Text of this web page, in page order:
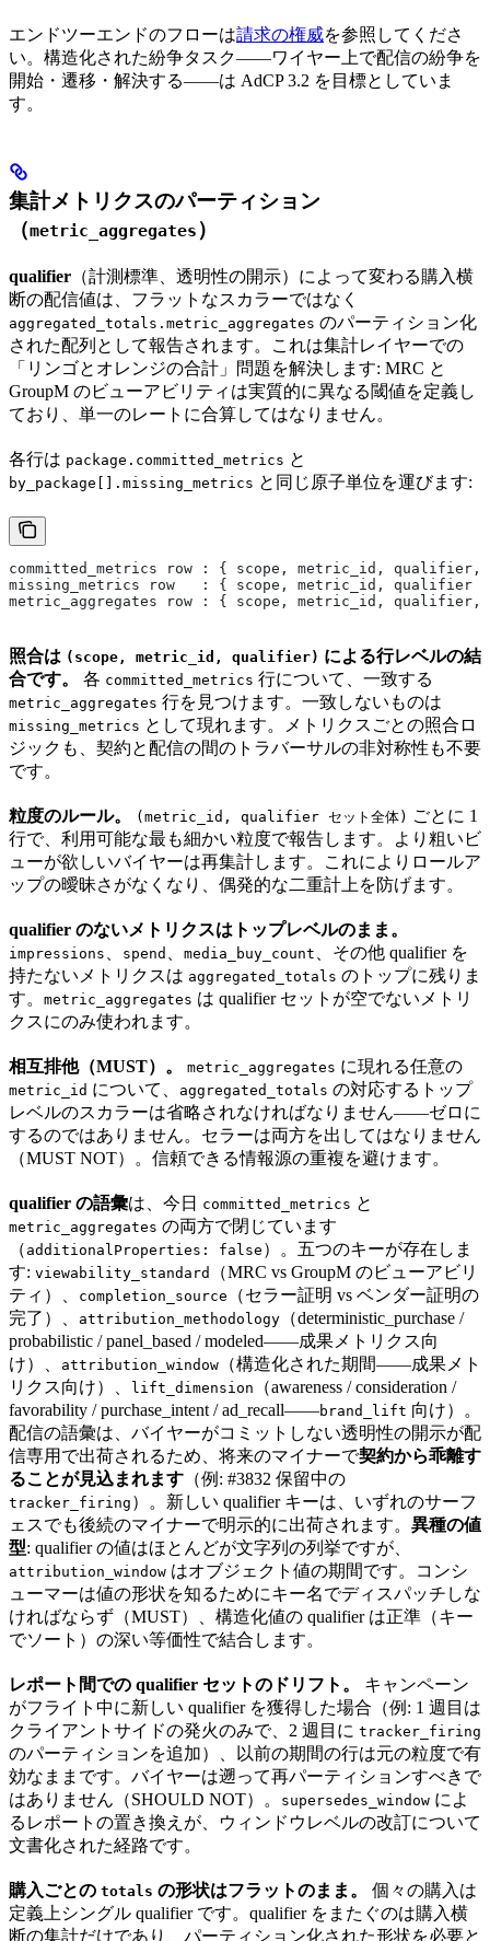
エンドツーエンドのフローは請求の権威を参照してくださ
い。構造化された紛争タスク——ワイヤー上で配信の紛争を
開始・遷移・解決する——は AdCP 3.2 を目標としていま
す。
集計メトリクスのパーティション
（metric_aggregates ）
qualifier （計測標準、透明性の開示）によって変わる購入横
断の配信値は、フラットなスカラーではなく
aggregated_totals.metric_aggregates のパーティション化
された配列として報告されます。これは集計レイヤーでの
「リンゴとオレンジの合計」問題を解決します: MRC と
GroupM のビューアビリティは実質的に異なる閾値を定義し
ており、単一のレートに合算してはなりません。
各行は package.committed_metrics と
by_package[].missing_metrics と同じ原子単位を運びます:
committed_metrics row : { scope, metric_id, qualifier,
missing_metrics row   : { scope, metric_id, qualifier }
metric_aggregates row : { scope, metric_id, qualifier,
照合は (scope, metric_id, qualifier) による行レベルの結
合です。
各 committed_metrics 行について、一致する
metric_aggregates 行を見つけます。一致しないものは
missing_metrics として現れます。メトリクスごとの照合ロ
ジックも、契約と配信の間のトラバーサルの非対称性も不要
です。
粒度のルール。 (metric_id, qualifier セット全体) ごとに 1
行で、利用可能な最も細かい粒度で報告します。より粗いビ
ューが欲しいバイヤーは再集計します。これによりロールア
ップの曖昧さがなくなり、偶発的な二重計上を防げます。
qualifier のないメトリクスはトップレベルのまま。
impressions spend media_buy_count
、その他 qualifier を
持たないメトリクスは aggregated_totals のトップに残りま
す。 metric_aggregates は qualifier セットが空でないメトリ
クスにのみ使われます。
相互排他（MUST）。 metric_aggregates に現れる任意の
metric_id について、 aggregated_totals の対応するトップ
レベルのスカラーは省略されなければなりません——ゼロに
するのではありません。セラーは両方を出してはなりません
（MUST NOT）。信頼できる情報源の重複を避けます。
qualifier の語彙は、今日 committed_metrics と
metric_aggregates の両方で閉じています
（ additionalProperties: false ）。五つのキーが存在しま
す: viewability_standard
（MRC vs GroupM のビューアビリ
ティ）、
completion_source
（セラー証明 vs ベンダー証明の
完了）、
attribution_methodology （deterministic_purchase /
probabilistic / panel_based / modeled——成果メトリクス向
け）、
attribution_window （構造化された期間——成果メト
リクス向け）、
lift_dimension
（awareness / consideration /
favorability / purchase_intent / ad_recall——brand_lift 向け）。
配信の語彙は、バイヤーがコミットしない透明性の開示が配
信専用で出荷されるため、将来のマイナーで契約から乖離す
ることが見込まれます （例: #3832 保留中の
tracker_firing ）。新しい qualifier キーは、いずれのサーフ
ェスでも後続のマイナーで明示的に出荷されます。 異種の値
型: qualifier の値はほとんどが文字列の列挙ですが、
attribution_window はオブジェクト値の期間です。コンシ
ューマーは値の形状を知るためにキー名でディスパッチしな
ければならず（MUST）、構造化値の qualifier は正準（キー
でソート）の深い等価性で結合します。
レポート間での qualifier セットのドリフト。
キャンペーン
がフライト中に新しい qualifier を獲得した場合（例: 1 週目は
クライアントサイドの発火のみで、2 週目に tracker_firing
のパーティションを追加）、以前の期間の行は元の粒度で有
効なままです。バイヤーは遡って再パーティションすべきで
はありません（SHOULD NOT）。
supersedes_window によ
るレポートの置き換えが、ウィンドウレベルの改訂について
文書化された経路です。
購入ごとの totals の形状はフラットのまま。
個々の購入は
定義上シングル qualifier です。qualifier をまたぐのは購入横
断の集計だけであり、パーティション化された形状を必要と